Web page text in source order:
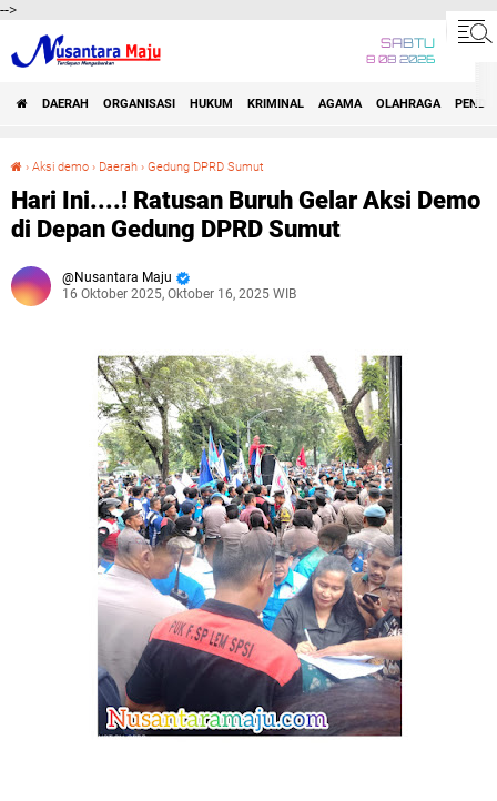
-->
SABTU
8 08 2026
DAERAH ORGANISASI HUKUM KRIMINAL AGAMA OLAHRAGA
› Aksi demo › Daerah › Gedung DPRD Sumut
Hari Ini....! Ratusan Buruh Gelar Aksi Demo
di Depan Gedung DPRD Sumut
Nusantara Maju
16 Oktober 2025, Oktober 16, 2025 WIB